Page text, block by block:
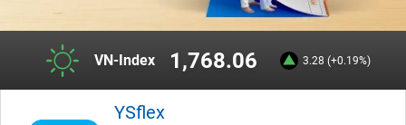
VN-Index 1,768.06 3.28 (+0.19%)
YSflex